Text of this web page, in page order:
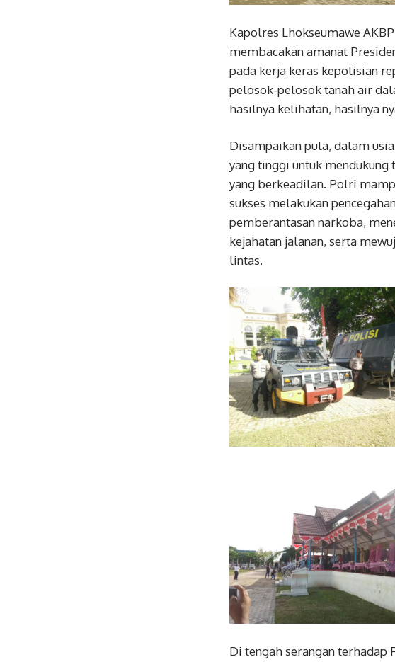
Kapolres Lhokseumawe
membacakan amanat
pada kerja keras kepolisian
pelosok-pelosok tanah air
hasilnya kelihatan, hasilnya
Disampaikan pula, dalam
yang tinggi untuk mendukung
yang berkeadilan. Polri
sukses melakukan
pemberantasan narkoba,
kejahatan jalanan, serta
lintas.
Di tengah serangan terhadap